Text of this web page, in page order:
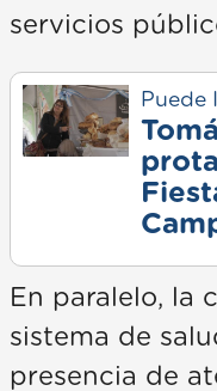
servicios
Puede
En paralelo, la
sistema de
presencia de